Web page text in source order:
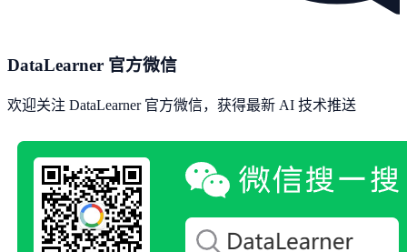
DataLearner 官方微信
欢迎关注 DataLearner 官方微信，获得最新 AI 技术推送